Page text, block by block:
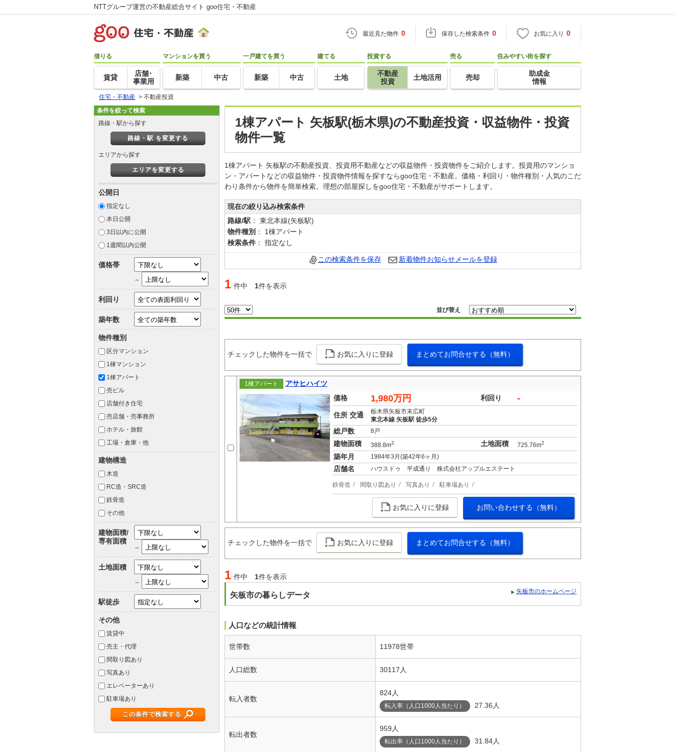
NTTグループ運営の不動産総合サイト goo住宅・不動産
最近見た物件 0 保存した検索条件 0 お気に入り 0
借りる
賃貸
店舗･
事業用
マンションを買う
新築 中古
一戸建てを買う
新築 中古
建てる
土地
投資する
不動産
投資
土地活用
売る
売却
住みやすい街を探す
助成金
情報
住宅・不動産 > 不動産投資
1棟アパート 矢板駅(栃木県)の不動産投資・収益物件・投資
物件一覧
1棟アパート 矢板駅の不動産投資、投資用不動産などの収益物件・投資物件をご紹介します。投資用のマンショ
ン・アパートなどの収益物件・投資物件情報を探すならgoo住宅・不動産。価格・利回り・物件種別・人気のこだ
わり条件から物件を簡単検索。理想の部屋探しをgoo住宅・不動産がサポートします。
現在の絞り込み検索条件
路線/駅 ： 東北本線(矢板駅)
物件種別 ： 1棟アパート
検索条件 ： 指定なし
この検索条件を保存 新着物件お知らせメールを登録
1 件中 1件を表示
並び替え
チェックした物件を一括で お気に入りに登録 まとめてお問合せする（無料）
1棟アパート
アサヒハイツ
価格
1,980万円 利回り -
住所 交通
栃木県矢板市末広町
東北本線 矢板駅 徒歩5分
総戸数 8戸
建物面積 388.8m2 土地面積 725.76m2
築年月 1984年3月(築42年6ヶ月)
店舗名 ハウスドゥ 平成通り 株式会社アップルエステート
鉄骨造 間取り図あり 写真あり 駐車場あり
お気に入りに登録 お問い合わせする（無料）
チェックした物件を一括で お気に入りに登録 まとめてお問合せする（無料）
1 件中 1件を表示
矢板市の暮らしデータ 矢板市のホームページ
人口などの統計情報
世帯数 11978世帯
人口総数 30117人
転入者数
824人
転入率（人口1000人当たり） 27.36人
転出者数
959人
転出率（人口1000人当たり） 31.84人
条件を絞って検索
路線・駅から探す
路線・駅 を変更する
エリアから探す
エリアを変更する
公開日
指定なし
本日公開
3日以内に公開
1週間以内公開
価格帯
～
利回り
築年数
物件種別
区分マンション
1棟マンション
1棟アパート
売ビル
店舗付き住宅
売店舗・売事務所
ホテル・旅館
工場・倉庫・他
建物構造
木造
RC造・SRC造
鉄骨造
その他
建物面積/
専有面積
～
土地面積
～
駅徒歩
その他
賃貸中
売主・代理
間取り図あり
写真あり
エレベーターあり
駐車場あり
この条件で検索する